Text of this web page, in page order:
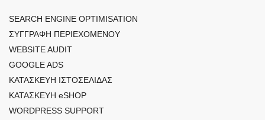
SEARCH ENGINE OPTIMISATION
ΣΥΓΓΡΑΦΗ ΠΕΡΙΕΧΟΜΕΝΟΥ
WEBSITE AUDIT
GOOGLE ADS
ΚΑΤΑΣΚΕΥΗ ΙΣΤΟΣΕΛΙΔΑΣ
ΚΑΤΑΣΚΕΥΗ eSHOP
WORDPRESS SUPPORT